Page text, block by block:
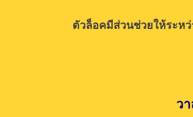
ตัวล็อคมีส่วนช่วยให้ระห
ว